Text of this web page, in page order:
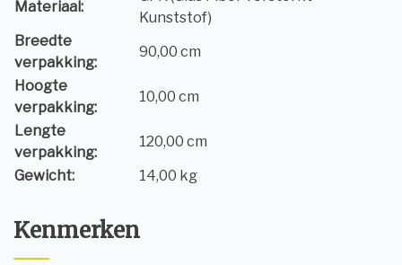
Materiaal:
Kunststof)
Breedte
verpakking:
90,00 cm
Hoogte
verpakking:
10,00 cm
Lengte
verpakking:
120,00 cm
Gewicht:
14,00 kg
Kenmerken